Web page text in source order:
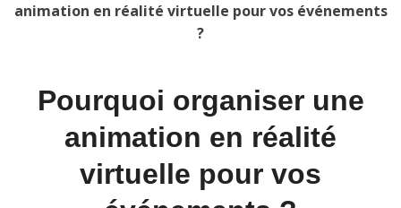
animation en réalité virtuelle pour vos événements
?
Pourquoi organiser une
animation en réalité
virtuelle pour vos